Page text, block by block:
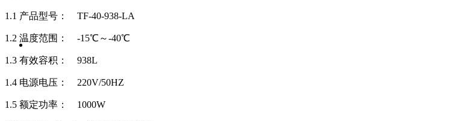
1.1 产品型号： TF-40-938-LA
1.2 温度范围： -15℃～-40℃
1.3 有效容积： 938L
1.4 电源电压： 220V/50HZ
1.5 额定功率： 1000W